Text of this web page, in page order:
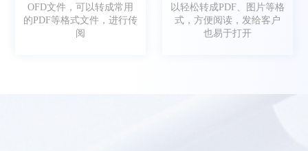
OFD文件，可以转成常用
的PDF等格式文件，进行传
阅
以轻松转成PDF、图片等格
式，方便阅读，发给客户
也易于打开